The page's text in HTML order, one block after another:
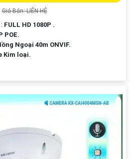
Giá Bán: LIÊN HỆ
FULL HD 1080P .
POE.
Ngoại 40m ONVIF.
Kim loại.